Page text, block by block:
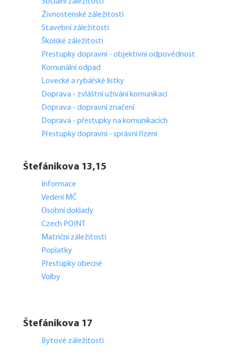
Živnostenské záležitosti
Stavební záležitosti
Školské záležitosti
Přestupky dopravní - objektivní odpovědnost
Komunální odpad
Lovecké a rybářské lístky
Doprava - zvláštní užívání komunikací
Doprava - dopravní značení
Doprava - přestupky na komunikacích
Přestupky dopravní - správní řízení
Štefánikova 13,15
Informace
Vedení MČ
Osobní doklady
Czech POINT
Matriční záležitosti
Poplatky
Přestupky obecné
Volby
Štefánikova 17
Bytové záležitosti